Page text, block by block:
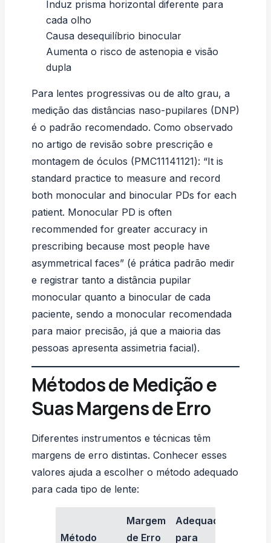
Induz prisma horizontal diferente para
cada olho
Causa desequilíbrio binocular
Aumenta o risco de astenopia e visão
dupla
Para lentes progressivas ou de alto grau, a
medição das distâncias naso-pupilares (DNP)
é o padrão recomendado. Como observado
no artigo de revisão sobre prescrição e
montagem de óculos (PMC11141121): “It is
standard practice to measure and record
both monocular and binocular PDs for each
patient. Monocular PD is often
recommended for greater accuracy in
prescribing because most people have
asymmetrical faces” (é prática padrão medir
e registrar tanto a distância pupilar
monocular quanto a binocular de cada
paciente, sendo a monocular recomendada
para maior precisão, já que a maioria das
pessoas apresenta assimetria facial).
Métodos de Medição e
Suas Margens de Erro
Diferentes instrumentos e técnicas têm
margens de erro distintas. Conhecer esses
valores ajuda a escolher o método adequado
para cada tipo de lente:
Método
Margem
de Erro
Adequado
para